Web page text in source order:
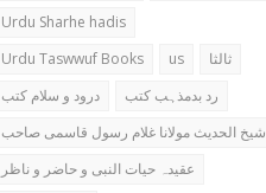
Urdu Sharhe hadis
Urdu Taswwuf Books
us
ثالثا
درود و سلام کتب
رد بدمذہب کتب
شیخ الحدیث مولانا غلام رسول قاسمی صاحب
کتب
عقیدہ حیات النبی و حاضر و ناظر